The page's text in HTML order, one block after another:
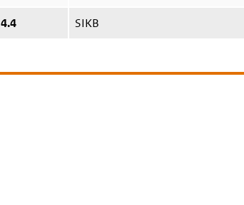
4.4 SIKB